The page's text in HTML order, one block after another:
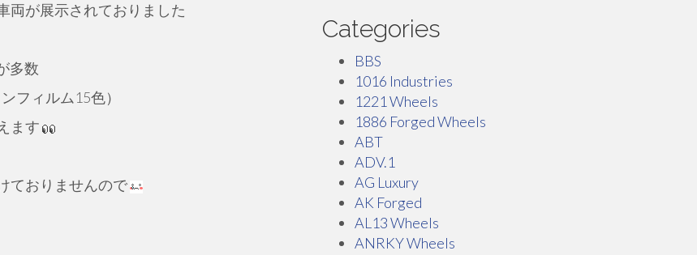
両が展示されておりました
多数
フィルム15色）
ます
ておりませんので
Categories
BBS
1016 Industries
1221 Wheels
1886 Forged Wheels
ABT
ADV.1
AG Luxury
AK Forged
AL13 Wheels
ANRKY Wheels